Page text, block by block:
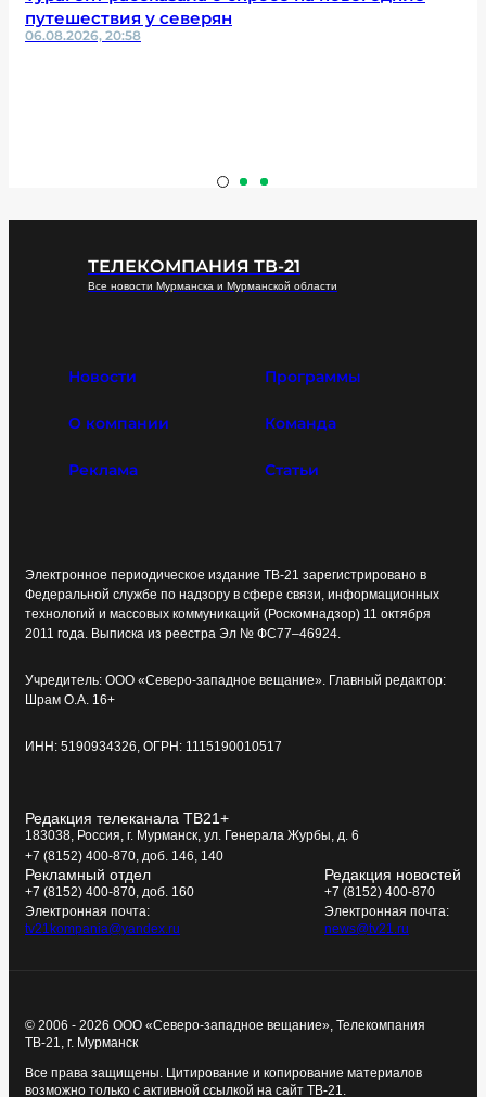
путешествия у северян
06.08.2026, 20:58
ТЕЛЕКОМПАНИЯ ТВ-21
Все новости Мурманска и Мурманской области
Новости Программы
О компании Команда
Реклама Статьи
Электронное периодическое издание ТВ-21 зарегистрировано в
Федеральной службе по надзору в сфере связи, информационных
технологий и массовых коммуникаций (Роскомнадзор) 11 октября
2011 года. Выписка из реестра Эл № ФС77–46924.
Учредитель: ООО «Северо-западное вещание». Главный редактор:
Шрам О.А. 16+
ИНН: 5190934326, ОГРН: 1115190010517
Редакция телеканала ТВ21+
183038, Россия, г. Мурманск, ул. Генерала Журбы, д. 6
+7 (8152) 400-870, доб. 146, 140
Рекламный отдел
+7 (8152) 400-870, доб. 160
Электронная почта:
tv21kompania@yandex.ru
Редакция новостей
+7 (8152) 400-870
Электронная почта:
news@tv21.ru
© 2006 - 2026 ООО «Северо-западное вещание», Телекомпания
ТВ-21, г. Мурманск
Все права защищены. Цитирование и копирование материалов
возможно только с активной ссылкой на сайт ТВ-21.